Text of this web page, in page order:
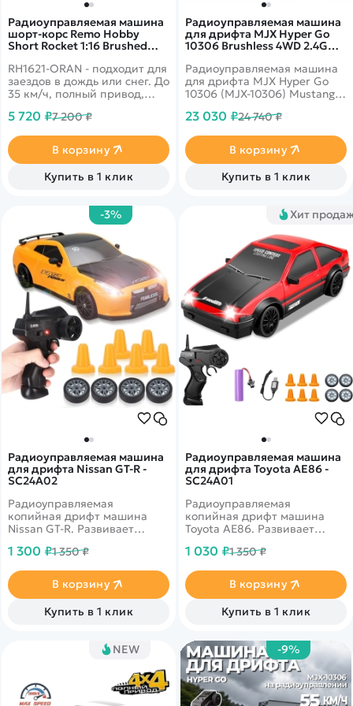
Радиоуправляемая машина
шорт-корс Remo Hobby
Short Rocket 1:16 Brushed
RH1621-ORAN - подходит для
заездов в дождь или снег. До
35 км/ч, полный привод,
5 720 ₽7 200 ₽
В корзину
Купить в 1 клик
Радиоуправляемая машина
для дрифта MJX Hyper Go
10306 Brushless 4WD 2.4G
10306(DC)
Радиоуправляемая машина
для дрифта MJX Hyper Go
10306 (MJX‑10306) Mustang
манёвренность и стиль
23 030 ₽24 740 ₽
В корзину
Купить в 1 клик
-3%
Радиоуправляемая машина
для дрифта Nissan GT-R -
SC24A02
Радиоуправляемая
копийная дрифт машина
Nissan GT-R. Развивает
комплекте присутствуют
Светодиодные фары.
Ёмкость аккумулятора 500
1 300 ₽1 350 ₽
В корзину
Купить в 1 клик
Хит
Радиоуправляемая машина
для дрифта Toyota AE86 -
SC24A01
Радиоуправляемая
копийная дрифт машина
Toyota AE86. Развивает
комплекте присутствуют
Светодиодные фары.
Ёмкость аккумулятора 500
1 030 ₽1 350 ₽
В корзину
Купить в 1 клик
NEW -9%